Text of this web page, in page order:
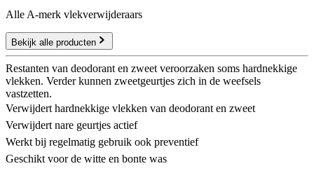
Alle A-merk vlekverwijderaars
Bekijk alle producten
Restanten van deodorant en zweet veroorzaken soms hardnekkige
vlekken. Verder kunnen zweetgeurtjes zich in de weefsels
vastzetten.
Verwijdert hardnekkige vlekken van deodorant en zweet
Verwijdert nare geurtjes actief
Werkt bij regelmatig gebruik ook preventief
Geschikt voor de witte en bonte was